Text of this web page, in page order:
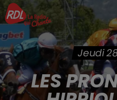
Jeudi
LES